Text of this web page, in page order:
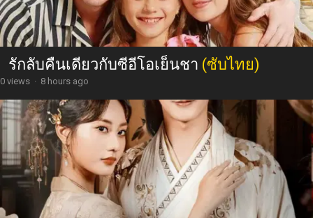
รักลับคืนเดียวกับซีอีโอเย็นชา (ซับไทย)
0 views · 8 hours ago